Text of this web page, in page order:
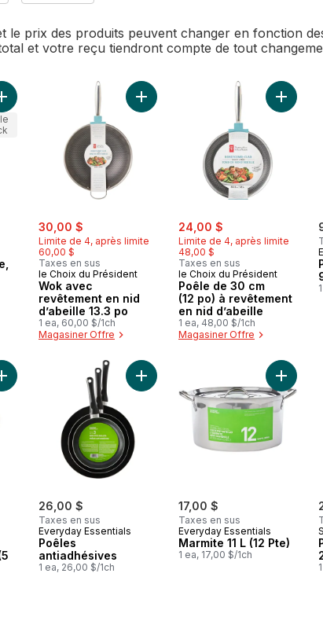
le prix des produits peuvent changer en fonction
et votre reçu tiendront compte de tout
sale:
30,00 $
Limite de 4, après limite
60,00 $
Taxes en sus
le Choix du Président
Wok avec
revêtement en nid
d’abeille 13.3 po
1 ea, 60,00 $/1ch
Magasiner Offre
Ajouter Wok avec revêtement en
sale:
24,00 $
Limite de 4, après limite
48,00 $
Taxes en sus
le Choix du Président
Poêle de 30 cm
(12 po) à revêtement
en nid d’abeille
1 ea, 48,00 $/1ch
Magasiner Offre
Ajouter Casserole Avec Couvercle 4,73 L (5 Pintes) au panier
26,00 $
Taxes en sus
Everyday Essentials
Poêles
antiadhésives
1 ea, 26,00 $/1ch
Ajouter Poêles
17,00 $
Taxes en sus
Everyday Essentials
Marmite 11 L (12 Pte)
1 ea, 17,00 $/1ch
Ajouter